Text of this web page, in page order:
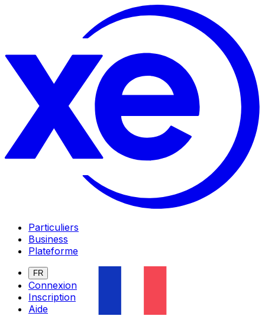
Particuliers
Business
Plateforme
FR
Connexion
Inscription
Aide